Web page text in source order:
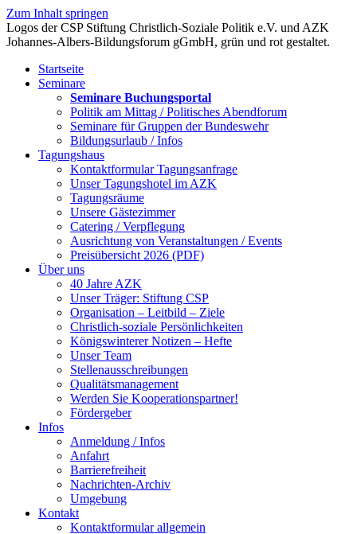
Zum Inhalt springen
Startseite
Seminare
Seminare Buchungsportal
Politik am Mittag / Politisches Abendforum
Seminare für Gruppen der Bundeswehr
Bildungsurlaub / Infos
Tagungshaus
Kontaktformular Tagungsanfrage
Unser Tagungshotel im AZK
Tagungsräume
Unsere Gästezimmer
Catering / Verpflegung
Ausrichtung von Veranstaltungen / Events
Preisübersicht 2026 (PDF)
Über uns
40 Jahre AZK
Unser Träger: Stiftung CSP
Organisation – Leitbild – Ziele
Christlich-soziale Persönlichkeiten
Königswinterer Notizen – Hefte
Unser Team
Stellenausschreibungen
Qualitätsmanagement
Werden Sie Kooperationspartner!
Fördergeber
Infos
Anmeldung / Infos
Anfahrt
Barrierefreiheit
Nachrichten-Archiv
Umgebung
Kontakt
Kontaktformular allgemein